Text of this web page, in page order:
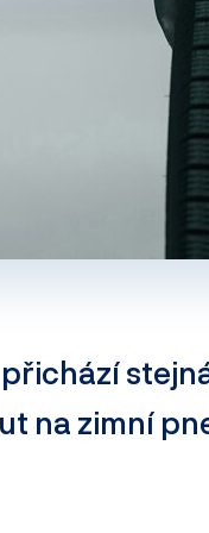
na zimní